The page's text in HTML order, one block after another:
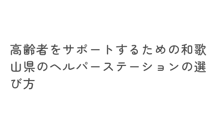
ン選びの基本とポイント
生活を支えるステーション選びの基礎
高齢者をサポートするための和歌
山県のヘルパーステーションの選
び方